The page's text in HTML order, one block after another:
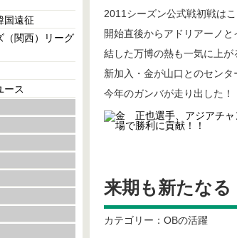
2011シーズン公式戦初戦は
開始直後からアドリアーノ
結した万博の熱も一気に上が
新加入・金が山口とのセン
今年のガンバが走り出した！
来期も新たなる
カテゴリー：OBの活躍
国遠征
（関西）リーグ
ース